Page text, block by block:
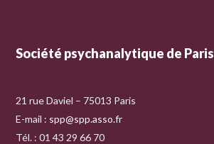
Société psychanalytique de Paris
21 rue Daviel – 75013 Paris
E-mail : spp@spp.asso.fr
Tél. : 01 43 29 66 70